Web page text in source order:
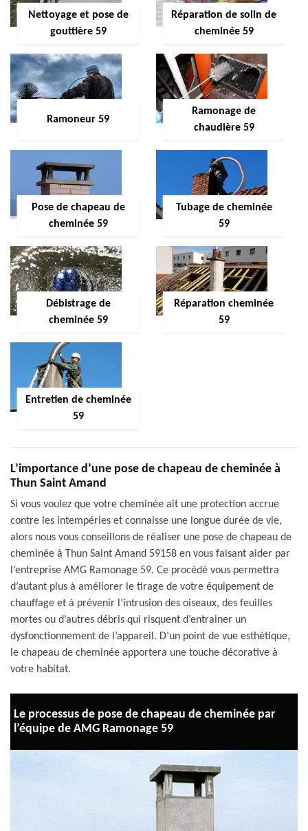
Nettoyage et pose de
gouttière 59
Réparation de solin de
cheminée 59
Ramoneur 59
Ramonage de
chaudière 59
Pose de chapeau de
cheminée 59
Tubage de cheminée
59
Débistrage de
cheminée 59
Réparation cheminée
59
Entretien de cheminée
59
L’importance d’une pose de chapeau de cheminée à
Thun Saint Amand
Si vous voulez que votre cheminée ait une protection accrue
contre les intempéries et connaisse une longue durée de vie,
alors nous vous conseillons de réaliser une pose de chapeau de
cheminée à Thun Saint Amand 59158 en vous faisant aider par
l’entreprise AMG Ramonage 59. Ce procédé vous permettra
d’autant plus à améliorer le tirage de votre équipement de
chauffage et à prévenir l’intrusion des oiseaux, des feuilles
mortes ou d’autres débris qui risquent d’entrainer un
dysfonctionnement de l’appareil. D’un point de vue esthétique,
le chapeau de cheminée apportera une touche décorative à
votre habitat.
Le processus de pose de chapeau de cheminée par
l’équipe de AMG Ramonage 59